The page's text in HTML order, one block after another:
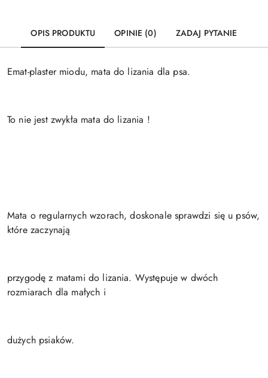
OPIS PRODUKTU OPINIE (0) ZADAJ PYTANIE
Emat-plaster miodu, mata do lizania dla psa.
To nie jest zwykła mata do lizania !
Mata o regularnych wzorach, doskonale sprawdzi się u psów,
które zaczynają
przygodę z matami do lizania. Występuje w dwóch
rozmiarach dla małych i
dużych psiaków.